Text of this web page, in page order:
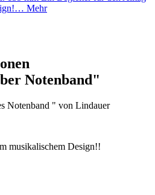
Mehr
Notenband"
Notenband " von Lindauer
musikalischem Design!!